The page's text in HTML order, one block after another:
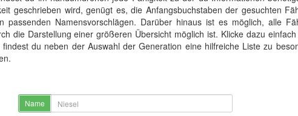
geschrieben wird, genügt es, die Anfangsbuchstaben der gesuchten
passenden Namensvorschlägen. Darüber hinaus ist es möglich, alle
die Darstellung einer größeren Übersicht möglich ist. Klicke dazu
du neben der Auswahl der Generation eine hilfreiche Liste zu
Name